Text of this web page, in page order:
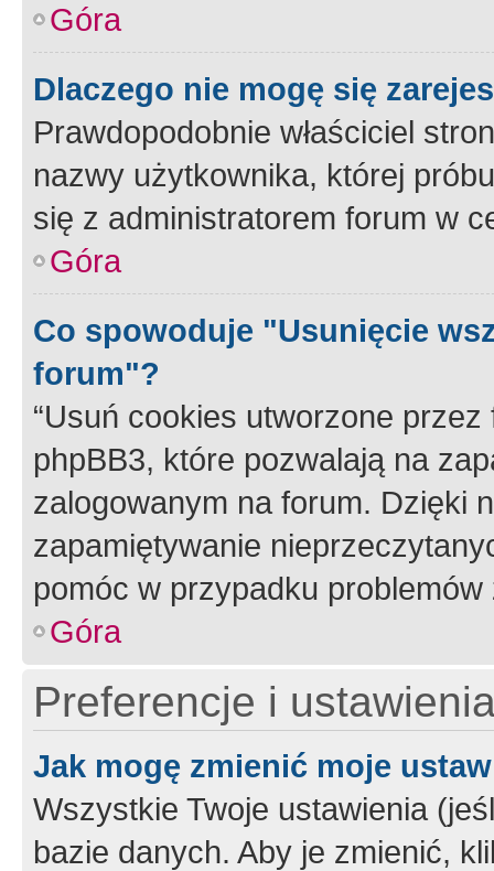
Góra
Dlaczego nie mogę się
Prawdopodobnie właściciel
nazwy użytkownika, której
się z administratorem forum w
Góra
Co spowoduje "Usunięcie
forum"?
“Usuń cookies utworzone
phpBB3, które pozwalają na
zalogowanym na forum. Dzięki
zapamiętywanie
pomóc w przypadku
Góra
Preferencje i
Jak mogę zmienić moje
Wszystkie Twoje ustawienia
bazie danych. Aby je zmienić,